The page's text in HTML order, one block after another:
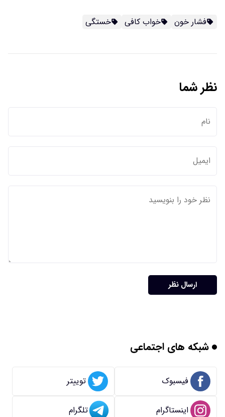
فشار خون خواب کافی خستگی
نظر شما
ارسال نظر
شبکه های اجتماعی
فیسبوک توییتر
اینستاگرام تلگرام